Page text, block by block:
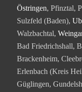
Östringen, Pfinztal,
Sulzfeld (Baden),
Walzbachtal,
Bad Friedrichshall,
Brackenheim,
Erlenbach (Kreis
Güglingen,